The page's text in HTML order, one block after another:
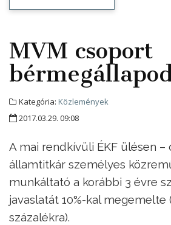
MVM csoport
Kategória: Közlemények
2017.03.29. 09:08
A mai rendkívüli ÉKF ülésen –
államtitkár személyes
munkáltató a korábbi 3 évre
javaslatát 10%-kal megemelte
százalékra).